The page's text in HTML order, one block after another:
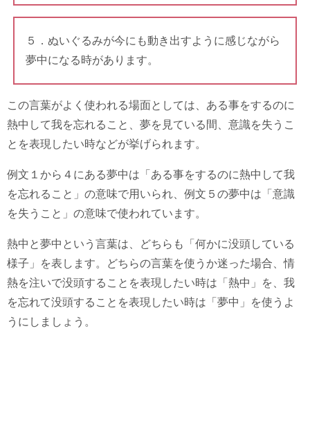
５．ぬいぐるみが今にも動き出すように感じながら
夢中になる時があります。
この言葉がよく使われる場面としては、ある事をするのに
熱中して我を忘れること、夢を見ている間、意識を失うこ
とを表現したい時などが挙げられます。
例文１から４にある夢中は「ある事をするのに熱中して我
を忘れること」の意味で用いられ、例文５の夢中は「意識
を失うこと」の意味で使われています。
熱中と夢中という言葉は、どちらも「何かに没頭している
様子」を表します。どちらの言葉を使うか迷った場合、情
熱を注いで没頭することを表現したい時は「熱中」を、我
を忘れて没頭することを表現したい時は「夢中」を使うよ
うにしましょう。